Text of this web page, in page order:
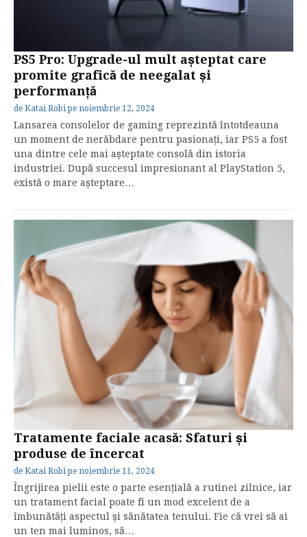
PS5 Pro: Upgrade-ul mult așteptat care
promite grafică de neegalat și
performanță
de Katai Robi pe noiembrie 12, 2024
Lansarea consolelor de gaming reprezintă întotdeauna
un moment de nerăbdare pentru pasionați, iar PS5 a fost
una dintre cele mai așteptate consolă din istoria
industriei. După succesul impresionant al PlayStation 5,
există o mare așteptare…
Tratamente faciale acasă: Sfaturi și
produse de încercat
de Katai Robi pe noiembrie 11, 2024
Îngrijirea pielii este o parte esențială a rutinei zilnice, iar
un tratament facial poate fi un mod excelent de a
îmbunătăți aspectul și sănătatea tenului. Fie că vrei să ai
un ten mai luminos, să…